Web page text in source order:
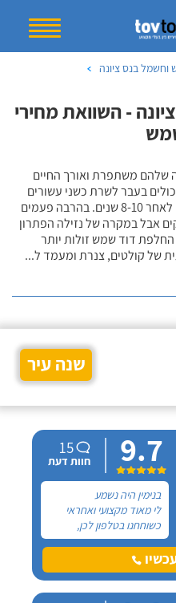
וחשמל בנס ציונה
- השוואת מחירי
שלהם משתפרת ואורך החיים
בעבר לשרת כשני עשורים
היום רוב הסיכויים שנצטרך להחליפם לאחר 8-10 שנים. בהרבה פעמים
אבל במקרה של נזילה הפתרון
דוד שמש זולות יותר
של קולטים, צנרת ומעמד ל...
שנה עיר
9.7
15
חוות דעת
בנימין היה נשמע
לי מאוד מקצועי ואחראי
כשוחחנו בטלפון לכן,
הזמנתי אותו להחלפת דוד
שמש וקולטים בבניין בו אני
גרה והוא אכן נתן שירות